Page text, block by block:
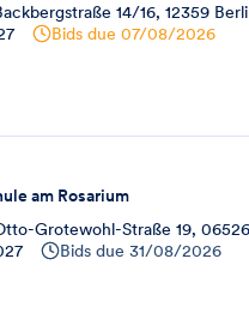
14/16, 12359
Bids due 07/08/2026
am Rosarium
Grotewohl-Straße 19,
Bids due 31/08/2026